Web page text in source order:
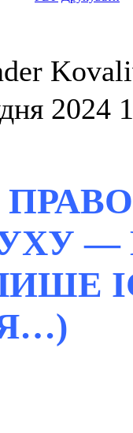
2024
—